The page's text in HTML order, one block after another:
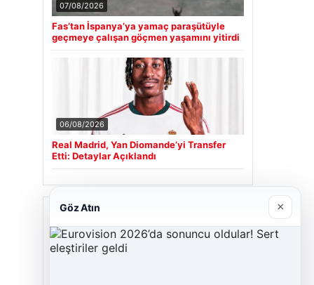
07/08/2026
Fas’tan İspanya’ya yamaç paraşütüyle
geçmeye çalışan göçmen yaşamını yitirdi
06/08/2026
Real Madrid, Yan Diomande’yi Transfer
Etti: Detaylar Açıklandı
Son Eklenen Firmalar
Cengiz Sigorta
Göz Atın ×